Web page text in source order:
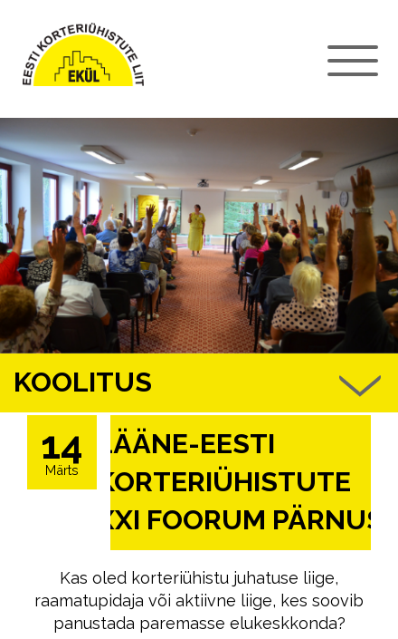
KOOLITUS
14
Märts
LÄÄNE-EESTI
KORTERIÜHISTUTE
XXI FOORUM PÄRNUS
Kas oled korteriühistu juhatuse liige,
raamatupidaja või aktiivne liige, kes soovib
panustada paremasse elukeskkonda?